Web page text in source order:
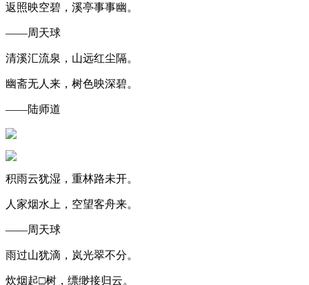
返照映空碧，溪亭事事幽。
——周天球
清溪汇流泉，山远红尘隔。
幽斋无人来，树色映深碧。
——陆师道
积雨云犹湿，重林路未开。
人家烟水上，空望客舟来。
——周天球
雨过山犹滴，岚光翠不分。
炊烟起□树，缥缈接归云。